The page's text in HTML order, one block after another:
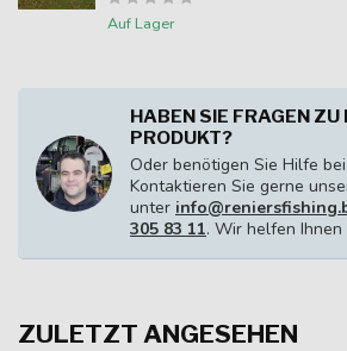
Auf Lager
HABEN SIE FRAGEN ZU
PRODUKT?
Oder benötigen Sie Hilfe
Kontaktieren Sie gerne
unter
305 83 11. Wir helfen
ZULETZT ANGESEHEN